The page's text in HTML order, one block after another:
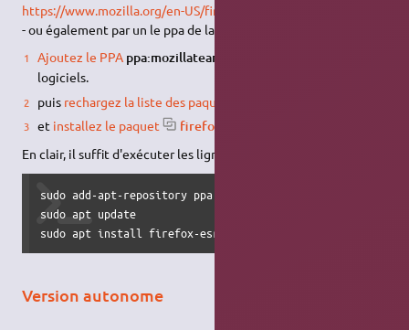
https://www.mozilla.org/en-US/firefox/organizations/all/
- ou également par un le ppa de la Team Mozilla
Ajoutez le PPA ppa:mozillateam/ppa
logiciels.
puis rechargez la liste des paquets
et installez le paquet firefox-esr
En clair, il suffit d'exécuter les lignes de commandes suivantes
sudo add-apt-repository ppa:mozillateam/ppa
sudo apt update
sudo apt install firefox-esr
Version autonome